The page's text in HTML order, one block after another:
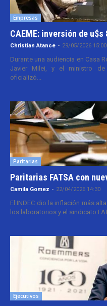
Empresas
CAEME: inversión de
Christian Atance - 29/05/2026 15:00
Durante una audiencia en Casa
Javier Milei, y el ministro de
oficializó...
Paritarias
Paritarias FATSA con
Camila Gomez - 22/04/2026 14:30
El INDEC dio la inflación más
los laboratorios y el sindicato
Ejecutivos